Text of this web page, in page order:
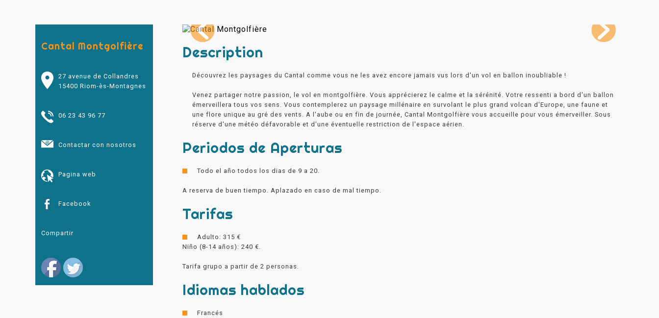
Cantal Montgolfière
27 avenue de Collandres
15400 Riom-ès-Montagnes
06 23 43 96 77
Contactar con nosotros
Pagina web
Facebook
Compartir
Description
Découvrez les paysages du Cantal comme vous ne les avez encore jamais vus lors d'un vol en ballon inoubliable !
Venez partager notre passion, le vol en montgolfière. Vous apprécierez le calme et la sérénité. Votre ressenti a bord d'un ballon
émerveillera tous vos sens. Vous contemplerez un paysage millénaire en survolant le plus grand volcan d'Europe, une faune et
une flore unique au gré des vents. A l'aube ou en fin de journée, Cantal Montgolfière vous accueille pour vous émerveiller. Sous
réserve d'une météo défavorable et d'une éventuelle restriction de l'espace aérien.
Periodos de Aperturas
Todo el año todos los dias de 9 a 20.
A reserva de buen tiempo. Aplazado en caso de mal tiempo.
Tarifas
Adulto: 315 €
Niño (8-14 años): 240 €.
Tarifa grupo a partir de 2 personas.
Idiomas hablados
Francés